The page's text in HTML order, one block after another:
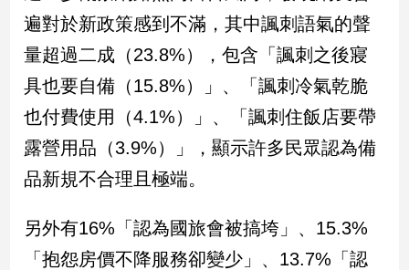
建
築/
室
內
計
旅
遊/
美
星
座/
遍對於新政策感到不滿，其中諷刺語氣的聲
量超過二成（23.8%），包含「諷刺之後寢
具也要自備（15.8%）」、「諷刺冷氣乾脆
也付費使用（4.1%）」、「諷刺住飯店要帶
露營用品（3.9%）」，顯示許多民眾認為備
品新規不合理且極端。
另外有16%「認為國旅會被搞垮」、15.3%
「抱怨房價不降服務卻變少」、13.7%「認